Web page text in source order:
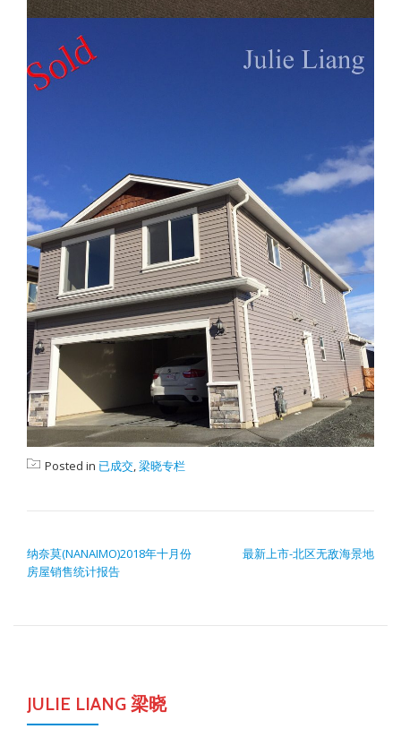
Posted in 已成交,梁晓专栏
纳奈莫(NANAIMO)2018年十月份
房屋销售统计报告
最新上市-北区无敌海景地
JULIE LIANG 梁晓